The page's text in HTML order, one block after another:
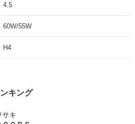
4.5
60W/55W
H4
キング
サキ